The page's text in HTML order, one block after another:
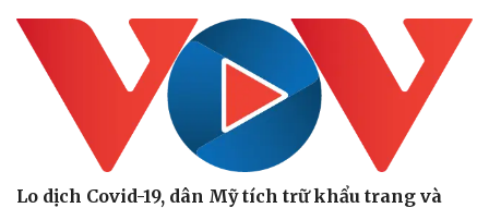
Bóng đá
Lịch thi đấu bóng đá
Thế giới thể thao
eSports
Hậu trường
Ô tô
Xe máy
Tư vấn
Lo dịch Covid-19, dân Mỹ tích trữ khẩu trang và